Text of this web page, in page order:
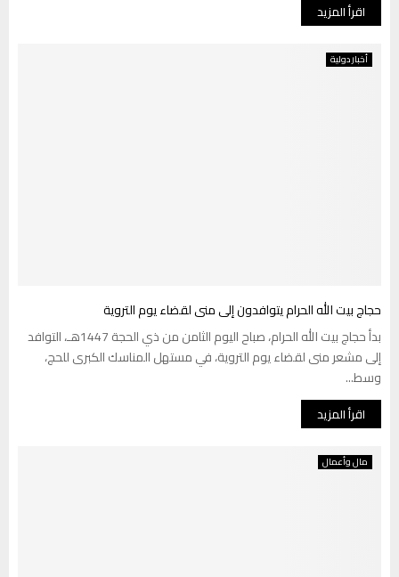
اقرأ المزيد
أخبار دولية
حجاج بيت الله الحرام يتوافدون إلى منى لقضاء يوم التروية
بدأ حجاج بيت الله الحرام، صباح اليوم الثامن من ذي الحجة 1447هـ، التوافد
إلى مشعر منى لقضاء يوم التروية، في مستهل المناسك الكبرى للحج،
وسط...
اقرأ المزيد
مال وأعمال